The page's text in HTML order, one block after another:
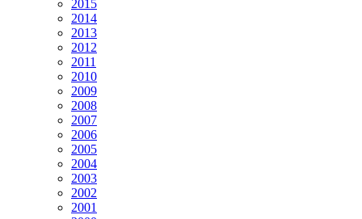
2015
2014
2013
2012
2011
2010
2009
2008
2007
2006
2005
2004
2003
2002
2001